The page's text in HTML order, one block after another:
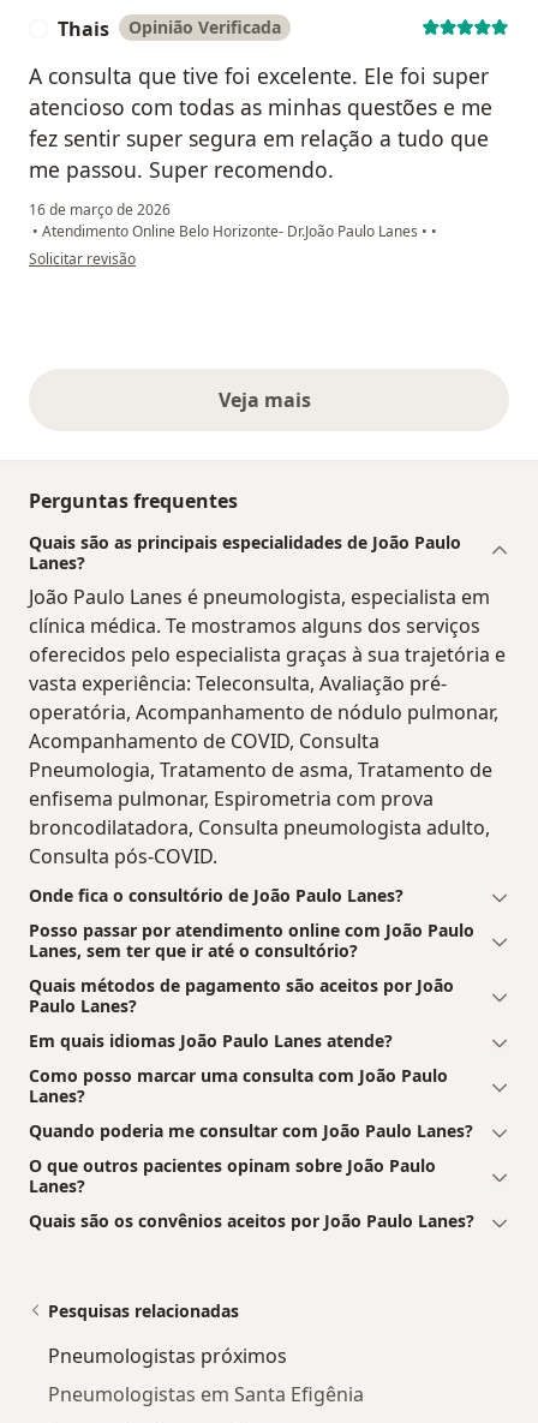
Thais Opinião Verificada
A consulta que tive foi excelente. Ele foi super
atencioso com todas as minhas questões e me
fez sentir super segura em relação a tudo que
me passou. Super recomendo.
16 de março de 2026
• Atendimento Online Belo Horizonte- Dr.João Paulo Lanes • •
na opinião do utilizador Thais
Solicitar revisão
Veja maisopiniões acima
Perguntas frequentes
Quais são as principais especialidades de João Paulo
Lanes?
João Paulo Lanes é pneumologista, especialista em
clínica médica. Te mostramos alguns dos serviços
oferecidos pelo especialista graças à sua trajetória e
vasta experiência: Teleconsulta, Avaliação pré-
operatória, Acompanhamento de nódulo pulmonar,
Acompanhamento de COVID, Consulta
Pneumologia, Tratamento de asma, Tratamento de
enfisema pulmonar, Espirometria com prova
broncodilatadora, Consulta pneumologista adulto,
Consulta pós-COVID.
Onde fica o consultório de João Paulo Lanes?
Posso passar por atendimento online com João Paulo
Lanes, sem ter que ir até o consultório?
Quais métodos de pagamento são aceitos por João
Paulo Lanes?
Em quais idiomas João Paulo Lanes atende?
Como posso marcar uma consulta com João Paulo
Lanes?
Quando poderia me consultar com João Paulo Lanes?
O que outros pacientes opinam sobre João Paulo
Lanes?
Quais são os convênios aceitos por João Paulo Lanes?
Pesquisas relacionadas
Pneumologistas próximos
Pneumologistas em Santa Efigênia